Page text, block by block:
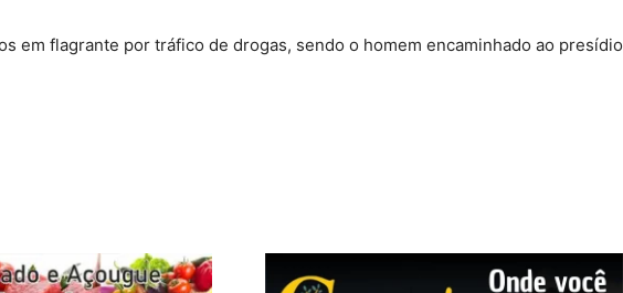
em flagrante por tráfico de drogas, sendo o homem encaminhado ao presídio